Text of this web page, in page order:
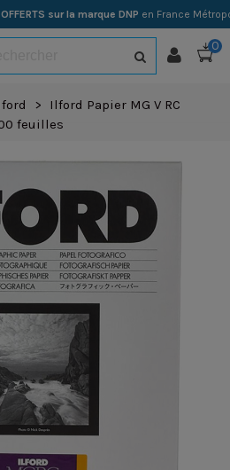
sur la marque DNP en France
0
>
Ilford Papier MG V RC
feuilles